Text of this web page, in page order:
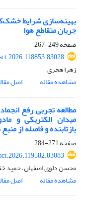
بهینه‌سازی شرایط
جریان متقاطع هوا
صفحه249-267
زهرا هجری
مشاهده مقاله
اصل
مطالعه تجربی رفع
میدان الکتریکی و
بازتابنده و فاصله از
صفحه271-284
محسن دلوی اصفهان، حمید
مشاهده مقاله
اصل